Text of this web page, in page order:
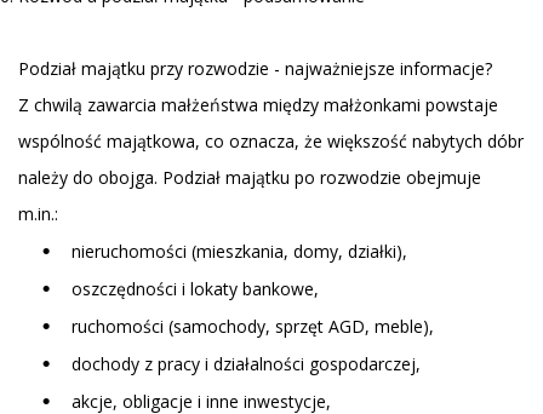
Podział majątku przy rozwodzie - najważniejsze informacje?
Z chwilą zawarcia małżeństwa między małżonkami powstaje
wspólność majątkowa, co oznacza, że większość nabytych dóbr
należy do obojga. Podział majątku po rozwodzie obejmuje
m.in.:
nieruchomości (mieszkania, domy, działki),
oszczędności i lokaty bankowe,
ruchomości (samochody, sprzęt AGD, meble),
dochody z pracy i działalności gospodarczej,
akcje, obligacje i inne inwestycje,